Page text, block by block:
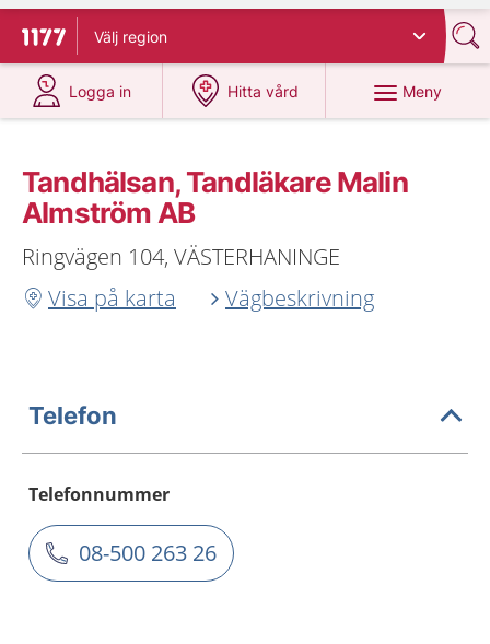
Till startsidan för 1177
Välj region
Logga in
på 1177.se
Hitta vård
på 1177.se
Meny
Tandhälsan, Tandläkare Malin
Almström AB
Ringvägen 104, VÄSTERHANINGE
Visa på karta
Vägbeskrivning
Telefon
Telefonnummer
08-500 263 26